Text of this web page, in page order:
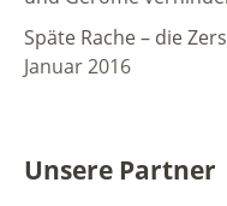
Späte Rache – die
Januar 2016
Unsere Partner